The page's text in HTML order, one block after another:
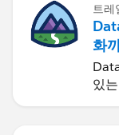
트레
화
있